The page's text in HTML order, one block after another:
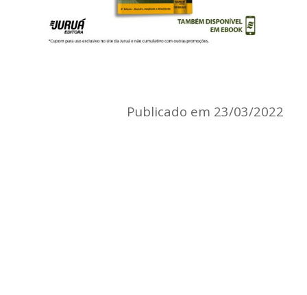
Publicado em 23/03/2022